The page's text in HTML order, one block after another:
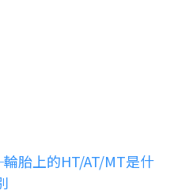
胎上的HT/AT/MT是什